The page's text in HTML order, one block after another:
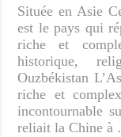
Située en Asie
est le pays qui
riche et
historique,
Ouzbékistan
riche et
incontournable
reliait la Chine à